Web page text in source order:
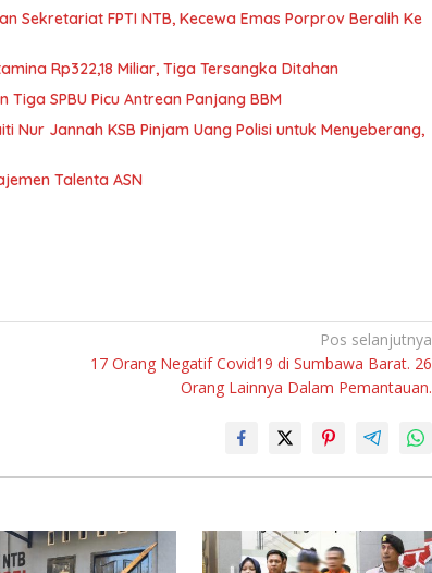
Sekretariat FPTI NTB, Kecewa Emas Porprov Beralih Ke
Rp322,18 Miliar, Tiga Tersangka Ditahan
Tiga SPBU Picu Antrean Panjang BBM
Nur Jannah KSB Pinjam Uang Polisi untuk Menyeberang,
Talenta ASN
Pos selanjutnya
17 Orang Negatif Covid19 di Sumbawa Barat. 26
Orang Lainnya Dalam Pemantauan.